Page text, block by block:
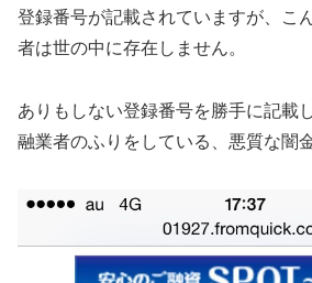
登録番号が記載されていますが、こ
者は世の中に存在しません。
ありもしない登録番号を勝手に記載
融業者のふりをしている、悪質な闇